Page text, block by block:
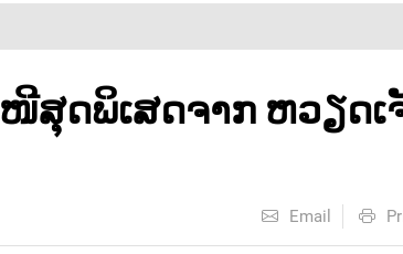
ສຸດພິເສດຈາກ ຫວຽດເ
Email